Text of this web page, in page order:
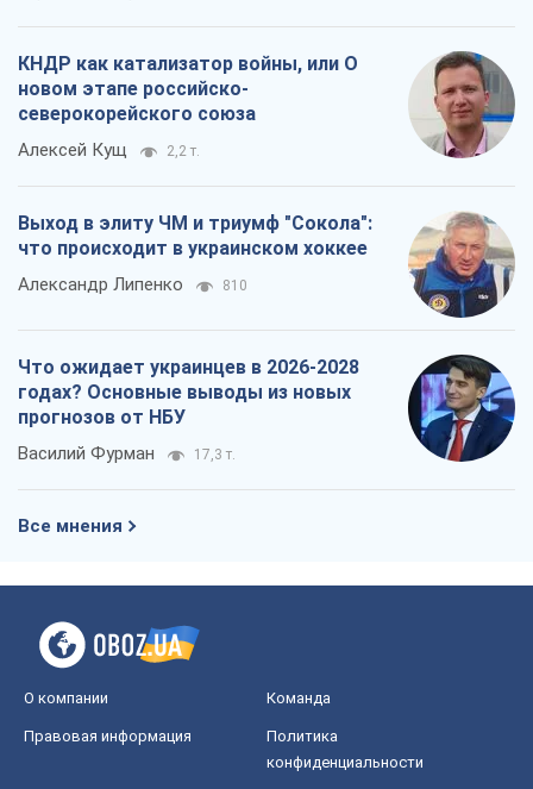
КНДР как катализатор войны, или О
новом этапе российско-
северокорейского союза
Алексей Кущ 2,2 т.
Выход в элиту ЧМ и триумф "Сокола":
что происходит в украинском хоккее
Александр Липенко 810
Что ожидает украинцев в 2026-2028
годах? Основные выводы из новых
прогнозов от НБУ
Василий Фурман 17,3 т.
Все мнения
О компании Команда
Правовая информация
Политика
конфиденциальности